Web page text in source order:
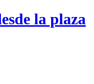
la plaza